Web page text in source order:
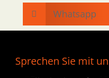
 Whatsapp
Sprechen Sie mit